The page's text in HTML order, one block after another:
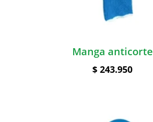
Manga anticorte
$ 243.950